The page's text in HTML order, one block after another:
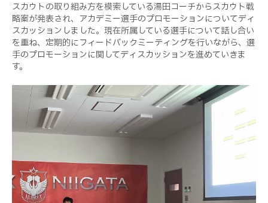
スカウトの取り組み方を模索している湯田コーチからスカウト戦
略案が発表され、アカデミー選手のプロモーションについてディ
スカッションしました。現在所属している選手について話し合い
を重ね、定期的にフィードバックミーティングを行いながら、選
手のプロモーションに関してディスカッションを進めていきま
す。